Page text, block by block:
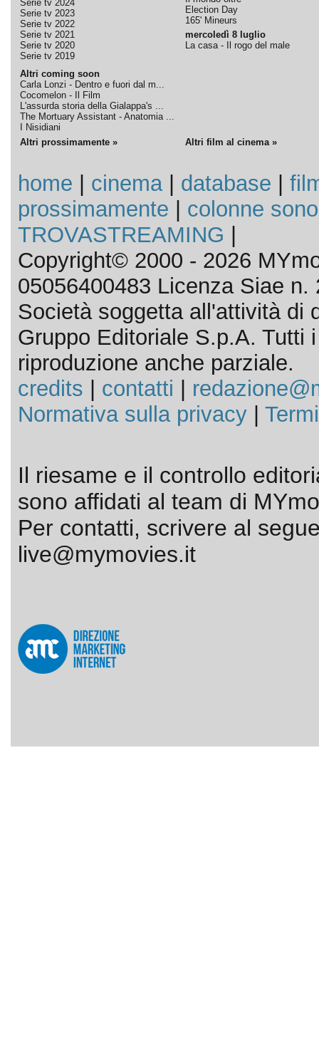
Serie tv 2024
Serie tv 2023
Serie tv 2022
Serie tv 2021
Serie tv 2020
Serie tv 2019
Altri coming soon
Carla Lonzi - Dentro e fuori dal m...
Cocomelon - Il Film
L'assurda storia della Gialappa's ...
The Mortuary Assistant - Anatomia ...
I Nisidiani
Election Day
165' Mineurs
mercoledì 8 luglio
La casa - Il rogo del male
Altri prossimamente » Altri film al cinema »
home cinema| database
prossimamente
colonne
TROVASTREAMING
Copyright© 2000 - 2026
05056400483 Licenza Siae n.
Società soggetta all'attività di
Gruppo Editoriale S.p.A. Tutti
riproduzione anche parziale.
credits
contatti
Normativa sulla privacy|
Il riesame e il controllo
sono affidati al team di
Per contatti, scrivere al
live@mymovies.it